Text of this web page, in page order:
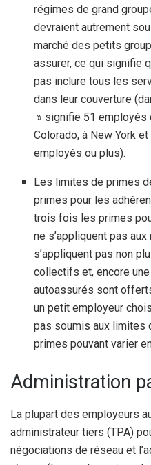
régimes de grand
devraient autrement
marché des petits
assurer, ce qui signifie
pas inclure tous les
dans leur couverture
» signifie 51 employés
Colorado, à New York
employés ou plus).
Les limites de primes
primes pour les
trois fois les primes
ne s’appliquent pas
s’appliquent pas non
collectifs et, encore
autoassurés sont
un petit employeur
pas soumis aux limites
primes pouvant varier
Administration
La plupart des employeurs
administrateur tiers (TPA)
négociations de réseau et